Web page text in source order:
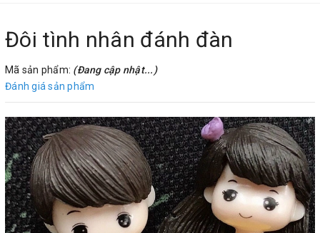
Đôi tình nhân đánh đàn
Mã sản phẩm: (Đang cập nhật...)
Đánh giá sản phẩm